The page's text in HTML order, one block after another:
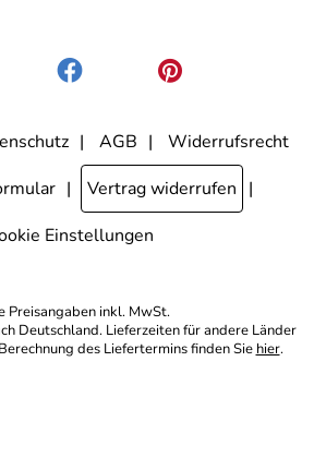
Ende des Newsletters anklicke. Die
habe ich zur Kenntnis genommen.
AGB
Widerrufsrecht
Vertrag widerrufen
Einstellungen
Preisangaben inkl. MwSt.
Deutschland. Lieferzeiten für andere Länder
des Liefertermins finden Sie hier.